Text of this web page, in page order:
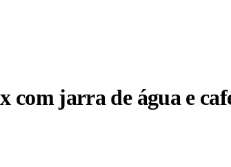
com jarra de água e